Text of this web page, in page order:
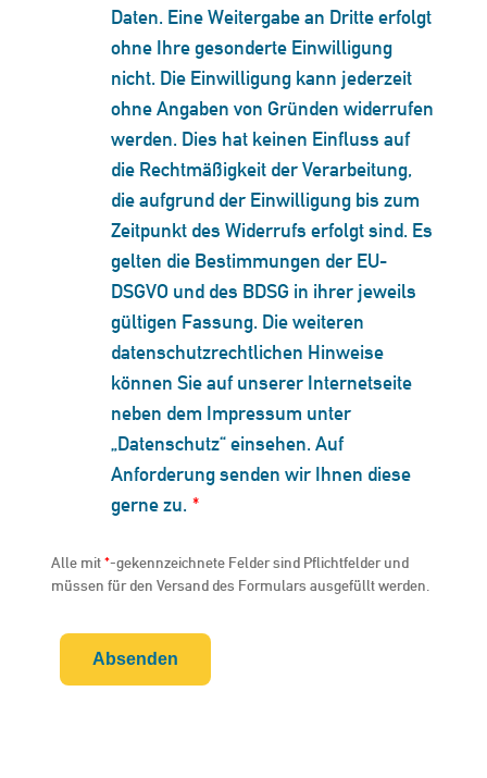
Daten. Eine Weitergabe an Dritte erfolgt
ohne Ihre gesonderte Einwilligung
nicht. Die Einwilligung kann jederzeit
ohne Angaben von Gründen widerrufen
werden. Dies hat keinen Einfluss auf
die Rechtmäßigkeit der Verarbeitung,
die aufgrund der Einwilligung bis zum
Zeitpunkt des Widerrufs erfolgt sind. Es
gelten die Bestimmungen der EU-
DSGVO und des BDSG in ihrer jeweils
gültigen Fassung. Die weiteren
datenschutzrechtlichen Hinweise
können Sie auf unserer Internetseite
neben dem Impressum unter
„Datenschutz“ einsehen. Auf
Anforderung senden wir Ihnen diese
gerne zu. *
Alle mit*-gekennzeichnete Felder sind Pflichtfelder und
müssen für den Versand des Formulars ausgefüllt werden.
Absenden